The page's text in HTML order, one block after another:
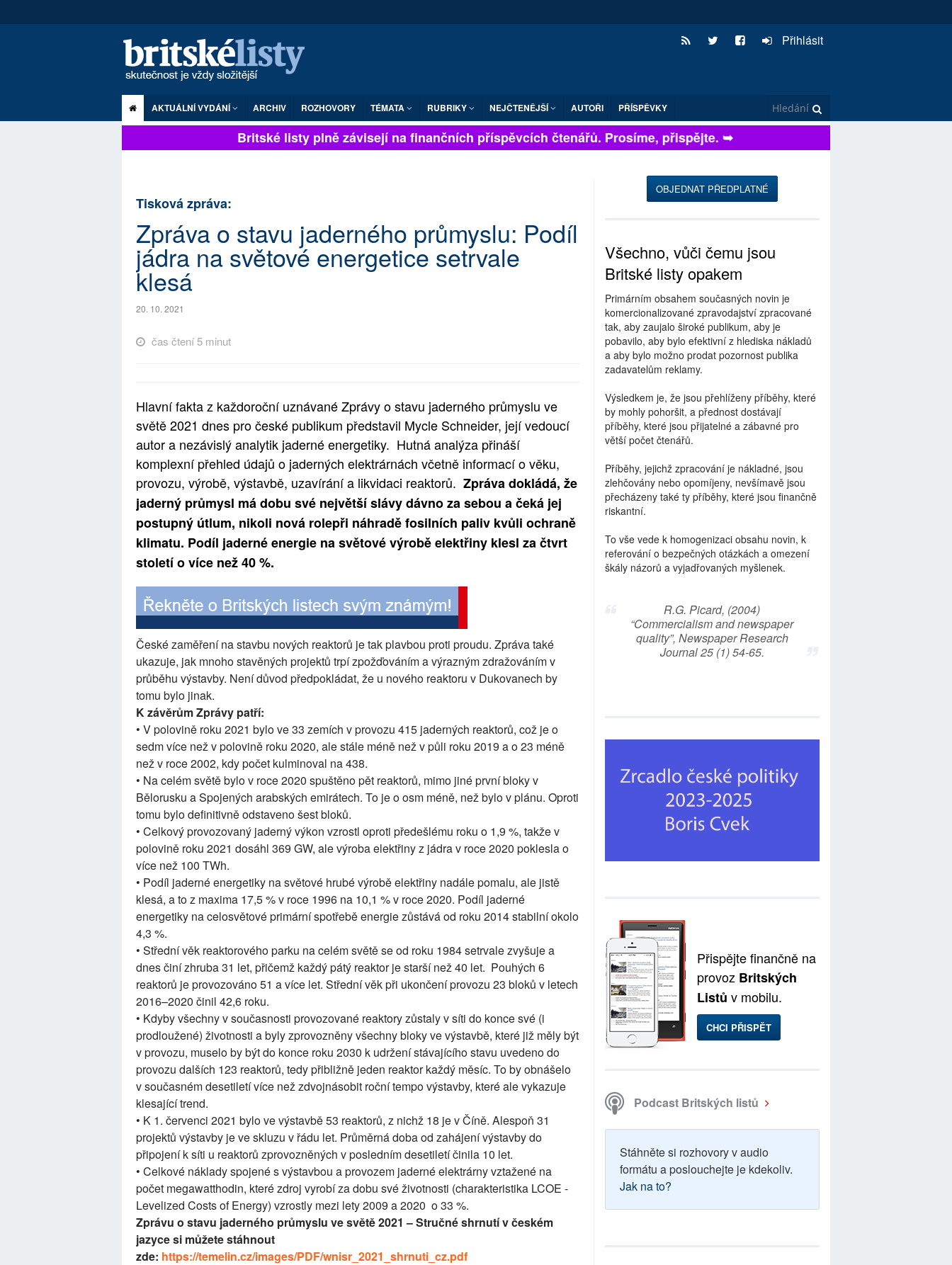
Přihlásit
AKTUÁLNÍ VYDÁNÍ ARCHIV ROZHOVORY TÉMATA RUBRIKY NEJČTENĚJŠÍ AUTOŘI PŘÍSPĚVKY
Britské listy plně závisejí na finančních příspěvcích čtenářů. Prosíme, přispějte. ➥
Tisková zpráva:
Zpráva o stavu jaderného průmyslu: Podíl
jádra na světové energetice setrvale
klesá
20. 10. 2021
čas čtení 5 minut
Hlavní fakta z každoroční uznávané Zprávy o stavu jaderného průmyslu ve
světě 2021 dnes pro české publikum představil Mycle Schneider, její vedoucí
autor a nezávislý analytik jaderné energetiky. Hutná analýza přináší
komplexní přehled údajů o jaderných elektrárnách včetně informací o věku,
provozu, výrobě, výstavbě, uzavírání a likvidaci reaktorů. Zpráva dokládá, že
jaderný průmysl má dobu své největší slávy dávno za sebou a čeká jej
postupný útlum, nikoli nová rolepři náhradě fosilních paliv kvůli ochraně
klimatu. Podíl jaderné energie na světové výrobě elektřiny klesl za čtvrt
století o více než 40 %.
České zaměření na stavbu nových reaktorů je tak plavbou proti proudu. Zpráva také
ukazuje, jak mnoho stavěných projektů trpí zpožďováním a výrazným zdražováním v
průběhu výstavby. Není důvod předpokládat, že u nového reaktoru v Dukovanech by
tomu bylo jinak.
K závěrům Zprávy patří:
• V polovině roku 2021 bylo ve 33 zemích v provozu 415 jaderných reaktorů, což je o
sedm více než v polovině roku 2020, ale stále méně než v půli roku 2019 a o 23 méně
než v roce 2002, kdy počet kulminoval na 438.
• Na celém světě bylo v roce 2020 spuštěno pět reaktorů, mimo jiné první bloky v
Bělorusku a Spojených arabských emirátech. To je o osm méně, než bylo v plánu. Oproti
tomu bylo definitivně odstaveno šest bloků.
• Celkový provozovaný jaderný výkon vzrostl oproti předešlému roku o 1,9 %, takže v
polovině roku 2021 dosáhl 369 GW, ale výroba elektřiny z jádra v roce 2020 poklesla o
více než 100 TWh.
• Podíl jaderné energetiky na světové hrubé výrobě elektřiny nadále pomalu, ale jistě
klesá, a to z maxima 17,5 % v roce 1996 na 10,1 % v roce 2020. Podíl jaderné
energetiky na celosvětové primární spotřebě energie zůstává od roku 2014 stabilní okolo
4,3 %.
• Střední věk reaktorového parku na celém světě se od roku 1984 setrvale zvyšuje a
dnes činí zhruba 31 let, přičemž každý pátý reaktor je starší než 40 let. Pouhých 6
reaktorů je provozováno 51 a více let. Střední věk při ukončení provozu 23 bloků v letech
2016–2020 činil 42,6 roku.
• Kdyby všechny v současnosti provozované reaktory zůstaly v síti do konce své (i
prodloužené) životnosti a byly zprovozněny všechny bloky ve výstavbě, které již měly být
v provozu, muselo by být do konce roku 2030 k udržení stávajícího stavu uvedeno do
provozu dalších 123 reaktorů, tedy přibližně jeden reaktor každý měsíc. To by obnášelo
v současném desetiletí více než zdvojnásobit roční tempo výstavby, které ale vykazuje
klesající trend.
• K 1. červenci 2021 bylo ve výstavbě 53 reaktorů, z nichž 18 je v Číně. Alespoň 31
projektů výstavby je ve skluzu v řádu let. Průměrná doba od zahájení výstavby do
připojení k síti u reaktorů zprovozněných v posledním desetiletí činila 10 let.
• Celkové náklady spojené s výstavbou a provozem jaderné elektrárny vztažené na
počet megawatthodin, které zdroj vyrobí za dobu své životnosti (charakteristika LCOE -
Levelized Costs of Energy) vzrostly mezi lety 2009 a 2020 o 33 %.
Zprávu o stavu jaderného průmyslu ve světě 2021 – Stručné shrnutí v českém
jazyce si můžete stáhnout
zde: https://temelin.cz/images/PDF/wnisr_2021_shrnuti_cz.pdf
OBJEDNAT PŘEDPLATNÉ
Všechno, vůči čemu jsou
Britské listy opakem
Primárním obsahem současných novin je
komercionalizované zpravodajství zpracované
tak, aby zaujalo široké publikum, aby je
pobavilo, aby bylo efektivní z hlediska nákladů
a aby bylo možno prodat pozornost publika
zadavatelům reklamy.
Výsledkem je, že jsou přehlíženy příběhy, které
by mohly pohoršit, a přednost dostávají
příběhy, které jsou přijatelné a zábavné pro
větší počet čtenářů.
Příběhy, jejichž zpracování je nákladné, jsou
zlehčovány nebo opomíjeny, nevšímavě jsou
přecházeny také ty příběhy, které jsou finančně
riskantní.
To vše vede k homogenizaci obsahu novin, k
referování o bezpečných otázkách a omezení
škály názorů a vyjadřovaných myšlenek.
R.G. Picard, (2004)
“Commercialism and newspaper
quality”, Newspaper Research
Journal 25 (1) 54-65.
Přispějte finančně na
provoz Britských
Listů v mobilu.
CHCI PŘISPĚT
Podcast Britských listů
Stáhněte si rozhovory v audio
formátu a poslouchejte je kdekoliv.
Jak na to?